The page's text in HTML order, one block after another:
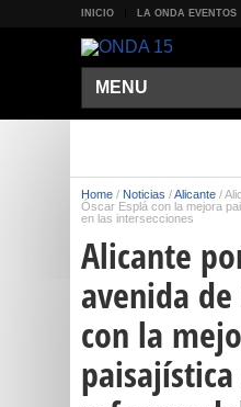
INICIO LA ONDA EVENTOS
MENU
Home / Noticias /Alicante /
Óscar Esplá con la mejora
en las intersecciones
Alicante
avenida de
con la